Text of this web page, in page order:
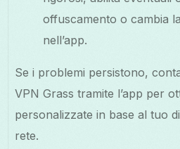
offuscamento o cambia
nell’app.
Se i problemi persistono,
VPN Grass tramite l’app per
personalizzate in base al tuo
rete.